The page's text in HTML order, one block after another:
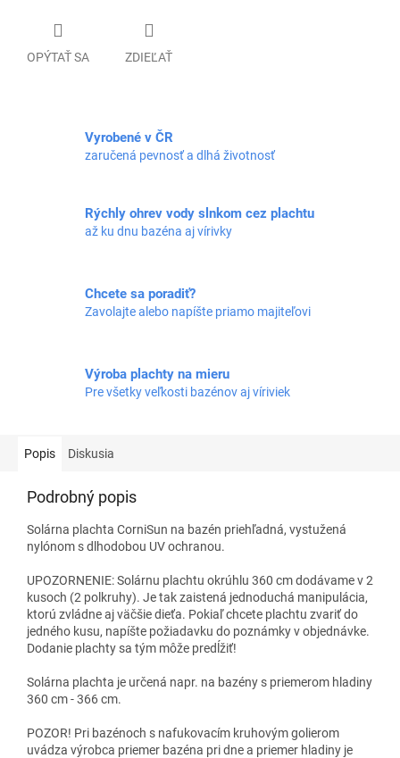
OPÝTAŤ SA ZDIEĽAŤ
Vyrobené v ČR
zaručená pevnosť a dlhá životnosť
Rýchly ohrev vody slnkom cez plachtu
až ku dnu bazéna aj vírivky
Chcete sa poradiť?
Zavolajte alebo napíšte priamo majiteľovi
Výroba plachty na mieru
Pre všetky veľkosti bazénov aj víriviek
Popis Diskusia
Podrobný popis
Solárna plachta CorniSun na bazén priehľadná, vystužená
nylónom s dlhodobou UV ochranou.
UPOZORNENIE: Solárnu plachtu okrúhlu 360 cm dodávame v 2
kusoch (2 polkruhy). Je tak zaistená jednoduchá manipulácia,
ktorú zvládne aj väčšie dieťa. Pokiaľ chcete plachtu zvariť do
jedného kusu, napíšte požiadavku do poznámky v objednávke.
Dodanie plachty sa tým môže predĺžiť!
Solárna plachta je určená napr. na bazény s priemerom hladiny
360 cm - 366 cm.
POZOR! Pri bazénoch s nafukovacím kruhovým golierom
uvádza výrobca priemer bazéna pri dne a priemer hladiny je